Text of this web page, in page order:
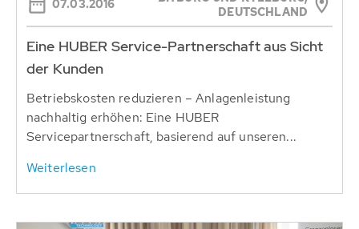
07.03.2016
DEUTSCHLAND
Eine HUBER Service-Partnerschaft aus Sicht
der Kunden
Betriebskosten reduzieren – Anlagenleistung
nachhaltig erhöhen: Eine HUBER
Servicepartnerschaft, basierend auf unseren...
Weiterlesen